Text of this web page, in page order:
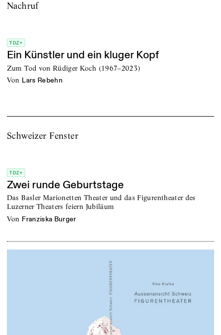
Nachruf
TDZ+
Ein Künstler und ein kluger Kopf
Zum Tod von Rüdiger Koch (1967–2023)
von Lars Rebehn
Schweizer Fenster
TDZ+
Zwei runde Geburtstage
Das Basler Marionetten Theater und das Figurentheater des
Luzerner Theaters feiern Jubiläum
von Franziska Burger